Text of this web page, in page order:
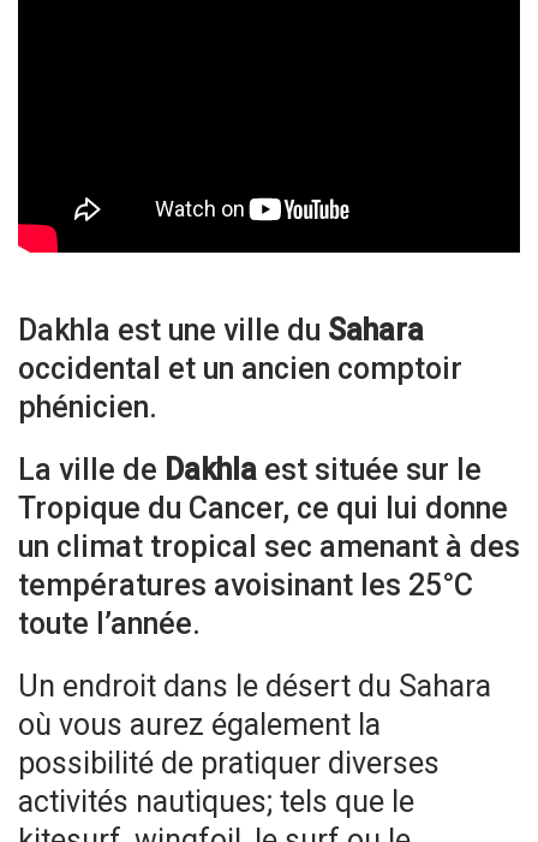
Dakhla est une ville du Sahara
occidental et un ancien comptoir
phénicien.
La ville de Dakhla est située sur le
Tropique du Cancer, ce qui lui donne
un climat tropical sec amenant à des
températures avoisinant les 25°C
toute l’année.
Un endroit dans le désert du Sahara
où vous aurez également la
possibilité de pratiquer diverses
activités nautiques; tels que le